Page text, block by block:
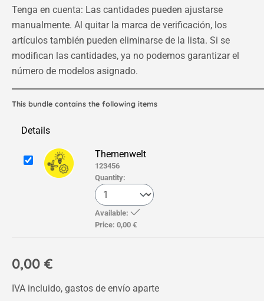
Tenga en cuenta: Las cantidades pueden ajustarse
manualmente. Al quitar la marca de verificación, los
artículos también pueden eliminarse de la lista. Si se
modifican las cantidades, ya no podemos garantizar el
número de modelos asignado.
0,00 €
IVA incluido, gastos de envío aparte
This bundle contains the following items
Details
Themenwelt
123456
Quantity:
Available:
Price: 0,00 €